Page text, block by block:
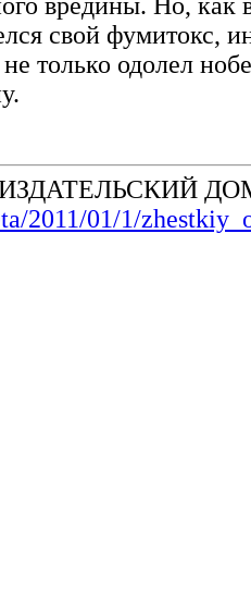
вредины. Но, как
свой фумитокс,
только одолел
2011/01/1/